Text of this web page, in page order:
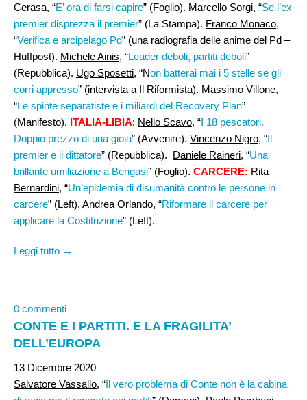
Cerasa, “E’ ora di farsi capire” (Foglio). Marcello Sorgi, “Se l’ex
premier disprezza il premier” (La Stampa). Franco Monaco,
“Verifica e arcipelago Pd” (una radiografia delle anime del Pd –
Huffpost). Michele Ainis, “Leader deboli, partiti deboli”
(Repubblica). Ugo Sposetti, “Non batterai mai i 5 stelle se gli
corri appresso” (intervista a Il Riformista). Massimo Villone,
“Le spinte separatiste e i miliardi del Recovery Plan”
(Manifesto). ITALIA-LIBIA: Nello Scavo, “I 18 pescatori.
Doppio prezzo di una gioia” (Avvenire). Vincenzo Nigro, “Il
premier e il dittatore” (Repubblica). Daniele Raineri, “Una
brillante umiliazione a Bengasi” (Foglio). CARCERE: Rita
Bernardini, “Un’epidemia di disumanità contro le persone in
carcere” (Left). Andrea Orlando, “Riformare il carcere per
applicare la Costituzione” (Left).
Leggi tutto →
0 commenti
CONTE E I PARTITI. E LA FRAGILITA’
DELL’EUROPA
13 Dicembre 2020
Salvatore Vassallo, “Il vero problema di Conte non è la cabina